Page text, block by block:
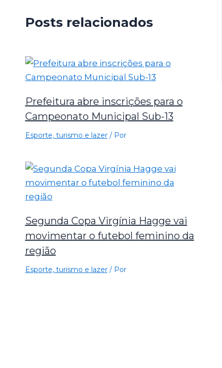
Posts relacionados
Prefeitura abre inscrições para o
Campeonato Municipal Sub-13
Esporte, turismo e lazer/ Por
Segunda Copa Virgínia Hagge vai
movimentar o futebol feminino da
região
Esporte, turismo e lazer/ Por